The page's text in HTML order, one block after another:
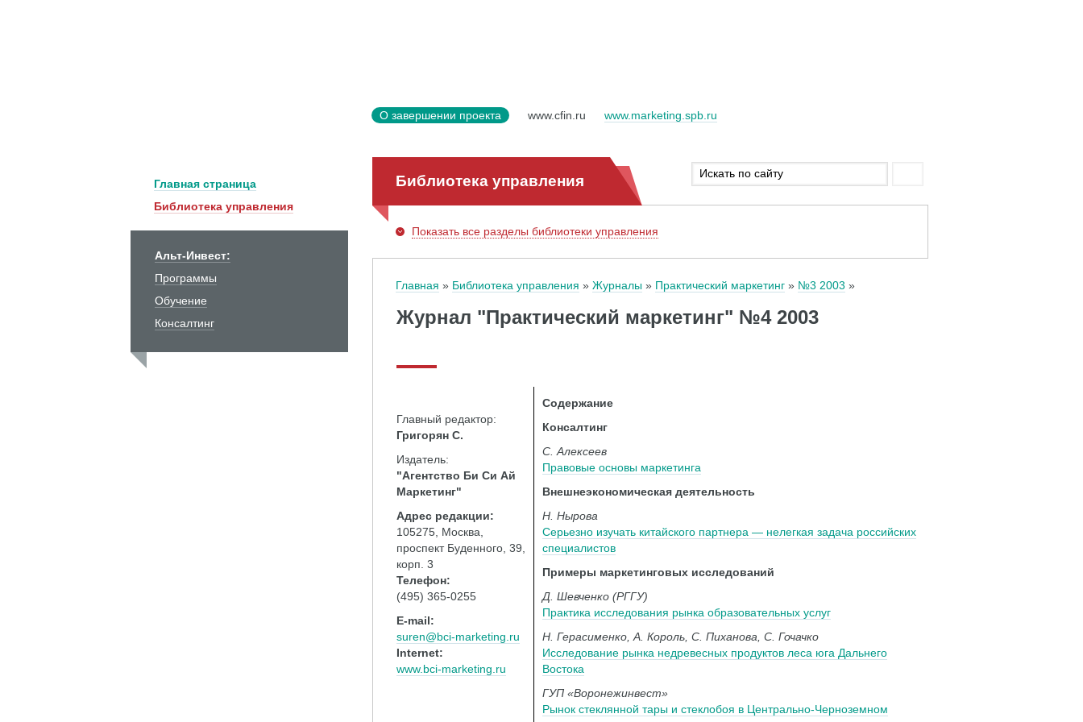
О завершении проекта www.cfin.ru www.marketing.spb.ru
Главная страница
Библиотека управления
Альт-Инвест:
Программы
Обучение
Консалтинг
Библиотека управления
Показать все разделы библиотеки управления
Главная Библиотека управления Журналы Практический маркетинг №3 2003
Журнал "Практический маркетинг" №4 2003
Главный редактор:
Григорян С.
Издатель:
"Агентство Би Си Ай
Маркетинг"
Адрес редакции:
105275, Москва,
проспект Буденного, 39,
корп. 3
Телефон:
(495) 365-0255
E-mail:
suren@bci-marketing.ru
Internet:
www.bci-marketing.ru
Содержание
Консалтинг
С. Алексеев
Правовые основы маркетинга
Внешнеэкономическая деятельность
Н. Нырова
Серьезно изучать китайского партнера — нелегкая задача российских
специалистов
Примеры маркетинговых исследований
Д. Шевченко (РГГУ)
Практика исследования рынка образовательных услуг
Н. Герасименко, А. Король, С. Пиханова, С. Гочачко
Исследование рынка недревесных продуктов леса юга Дальнего
Востока
ГУП «Воронежинвест»
Рынок стеклянной тары и стеклобоя в Центрально-Черноземном